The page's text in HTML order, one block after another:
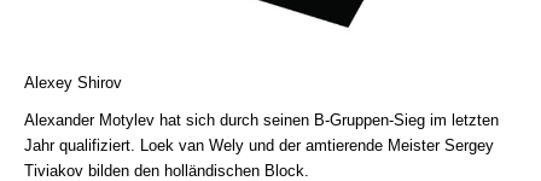
Alexey Shirov
Alexander Motylev hat sich durch seinen B-Gruppen-Sieg im letzten
Jahr qualifiziert. Loek van Wely und der amtierende Meister Sergey
Tiviakov bilden den holländischen Block.